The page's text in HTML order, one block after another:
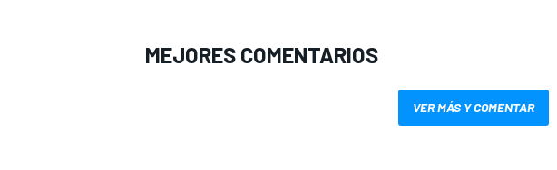
MEJORES COMENTARIOS
VER MÁS Y COMENTAR